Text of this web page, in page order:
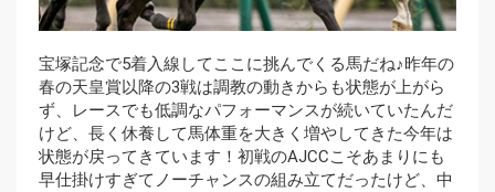
宝塚記念で5着入線してここに挑んでくる馬だね♪昨年の
春の天皇賞以降の3戦は調教の動きからも状態が上がら
ず、レースでも低調なパフォーマンスが続いていたんだ
けど、長く休養して馬体重を大きく増やしてきた今年は
状態が戻ってきています！初戦のAJCCこそあまりにも
早仕掛けすぎてノーチャンスの組み立てだったけど、中